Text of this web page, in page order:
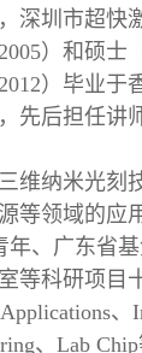
深圳市超快
）和硕士
）毕业于
先后担任讲
维纳米光刻
等领域的应
、广东省
等科研项目
、
、Lab